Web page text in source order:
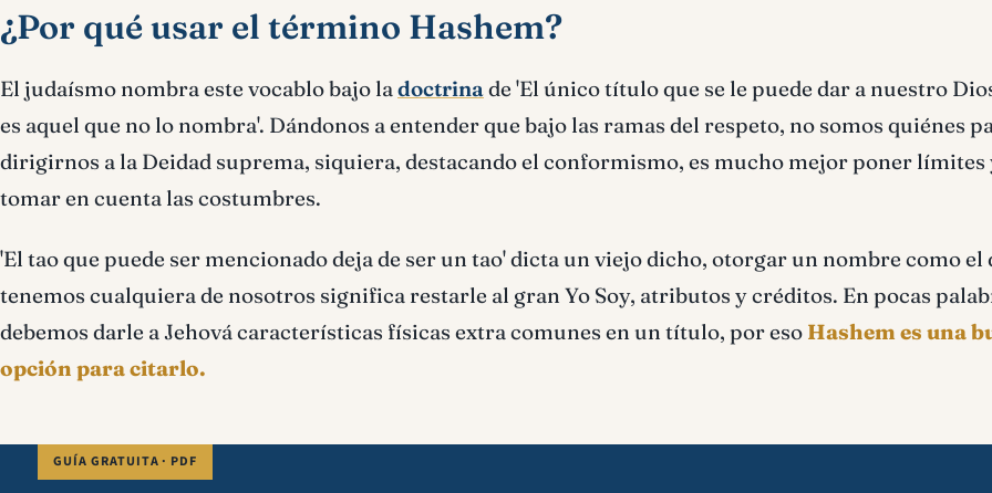
¿Por qué usar el término Hashem?
El judaísmo nombra este vocablo bajo ladoctrinade 'El único título que se le puede dar a nuestro
es aquel que no lo nombra'. Dándonos a entender que bajo las ramas del respeto, no somos quiénes
dirigirnos a la Deidad suprema, siquiera, destacando el conformismo, es mucho mejor poner límites
tomar en cuenta las costumbres.
'El tao que puede ser mencionado deja de ser un tao' dicta un viejo dicho, otorgar un nombre como el
tenemos cualquiera de nosotros significa restarle al gran Yo Soy, atributos y créditos. En pocas
debemos darle a Jehová características físicas extra comunes en un título, por eso Hashem es una
opción para citarlo.
GUÍA GRATUITA · PDF